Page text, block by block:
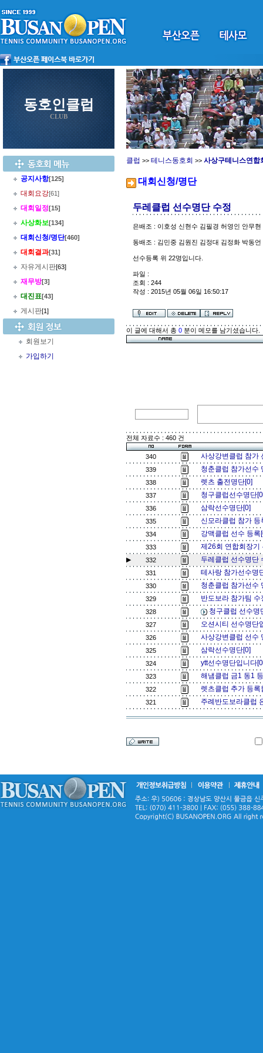
동호인클럽
CLUB
공지사항[125]
대회요강[61]
대회일정[15]
사상화보[134]
대회신청/명단[460]
대회결과[31]
자유게시판[63]
재무방[3]
대진표[43]
게시판[1]
회원보기
가입하기
클럽 >> 테니스동호회 >> 사상구테니스연합
대회신청/명단
두레클럽 선수명단 수정
은배조 : 이호성 신현수 김필경 허영인 안무
동배조 : 김민중 김원진 김정대 김정화 박동
선수등록 위 22명입니다.
파일 :
조회 : 244
작성 : 2015년 05월 06일 16:50:17
이 글에 대해서 총 0 분이 메모를 남기셨습니다.
전체 자료수 : 460 건
340 사상강변클럽 참가
339 청춘클럽 참가선
338 렛츠 출전명단[0]
337 청구클럽선수명단
336 삼락선수명단[0]
335 신모라클럽 참가
334 강맥클럽 선수 등
333 제26회 연합회장
▶ 332 두레클럽 선수명단
331 테사랑 참가선수
330 청춘클럽 참가선
329 반도보라 참가팀
328 청구클럽 선수
327 오션시티 선수명
326 사상강변클럽 선수
325 삼락선수명단[0]
324 ytt선수명단입니다
323 해냄클럽 금1 동1
322 렛츠클럽 추가 등
321 주례반도보라클럽